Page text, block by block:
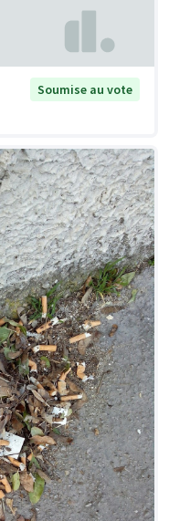
Soumise au vote